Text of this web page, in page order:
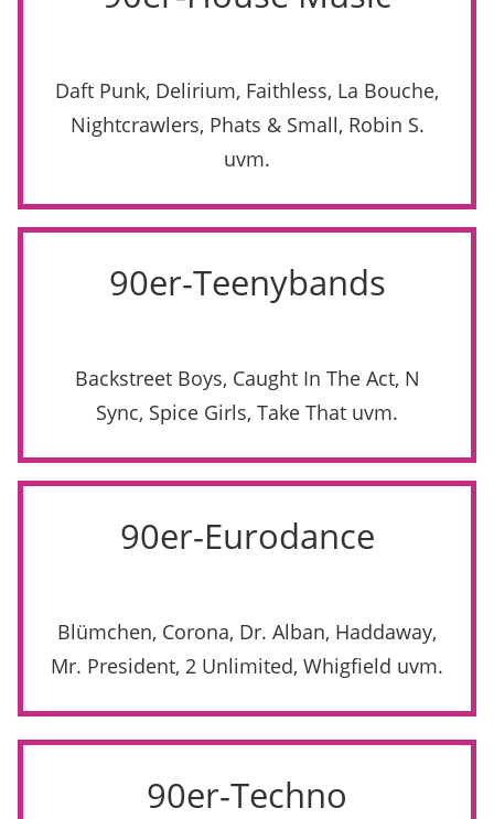
Daft Punk, Delirium, Faithless, La Bouche,
Nightcrawlers, Phats & Small, Robin S.
uvm.
90er-Teenybands
Backstreet Boys, Caught In The Act, N
Sync, Spice Girls, Take That uvm.
90er-Eurodance
Blümchen, Corona, Dr. Alban, Haddaway,
Mr. President, 2 Unlimited, Whigfield uvm.
90er-Techno